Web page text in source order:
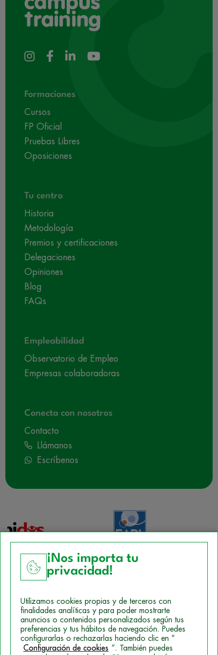
Formaciones
Cursos
FP Oficial
Pruebas Libres
Oposiciones
Tu centro
Historia
Metodología
Premios y certificaciones
Delegaciones
Opiniones
Blog
FAQs
Empleabilidad
Observatorio de Empleo
Empresas colaboradoras
Conecta con nosotros
Contacto
Llámanos
Escríbenos
Política de Cookies
Mapa del sitio
Politica de Privacidad
¡Nos importa tu
privacidad!
Utilizamos cookies propias y de terceros con
finalidades analíticas y para poder mostrarte
anuncios o contenidos personalizados según tus
preferencias y tus hábitos de navegación. Puedes
configurarlas o rechazarlas haciendo clic en “
Configuración de cookies ”. También puedes